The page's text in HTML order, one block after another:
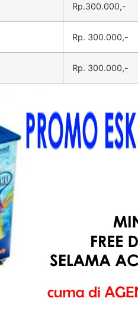
Rp.300.000,-
Rp. 300.000,-
Rp. 300.000,-